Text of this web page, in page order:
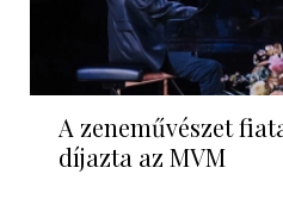
A zeneművészet
díjazta az MVM